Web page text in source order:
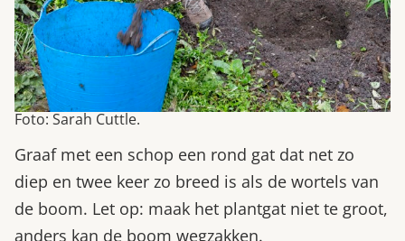
Foto: Sarah Cuttle.
Graaf met een schop een rond gat dat net zo
diep en twee keer zo breed is als de wortels van
de boom. Let op: maak het plantgat niet te groot,
anders kan de boom wegzakken.